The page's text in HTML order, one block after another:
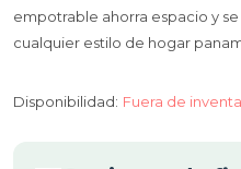
empotrable ahorra espacio y
cualquier estilo de hogar
Disponibilidad: Fuera de